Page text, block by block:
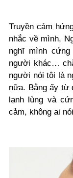
Truyền cảm
nhắc về mình,
nghĩ mình
người khác…
người nói tôi là
nữa. Bằng ấy từ
lạnh lùng và
cảm, không ai